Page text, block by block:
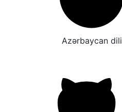
Azərbaycan dili